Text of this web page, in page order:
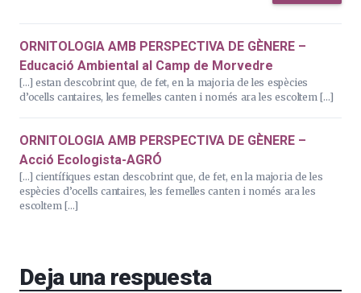
ORNITOLOGIA AMB PERSPECTIVA DE GÈNERE –
Educació Ambiental al Camp de Morvedre
[…] estan descobrint que, de fet, en la majoria de les espècies
d’ocells cantaires, les femelles canten i només ara les escoltem […]
ORNITOLOGIA AMB PERSPECTIVA DE GÈNERE –
Acció Ecologista-AGRÓ
[…] científiques estan descobrint que, de fet, en la majoria de les
espècies d’ocells cantaires, les femelles canten i només ara les
escoltem […]
Deja una respuesta